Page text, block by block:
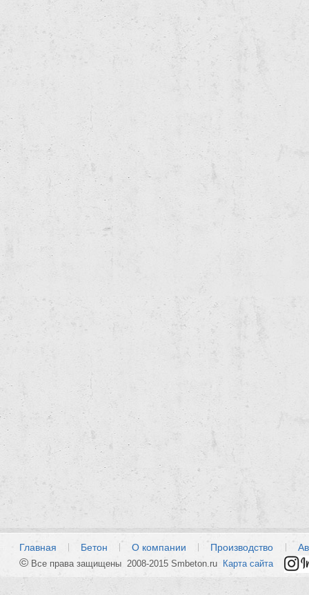
Главная Бетон О компании Производство
© Все права защищены 2008-2015 Smbeton.ru Карта сайта